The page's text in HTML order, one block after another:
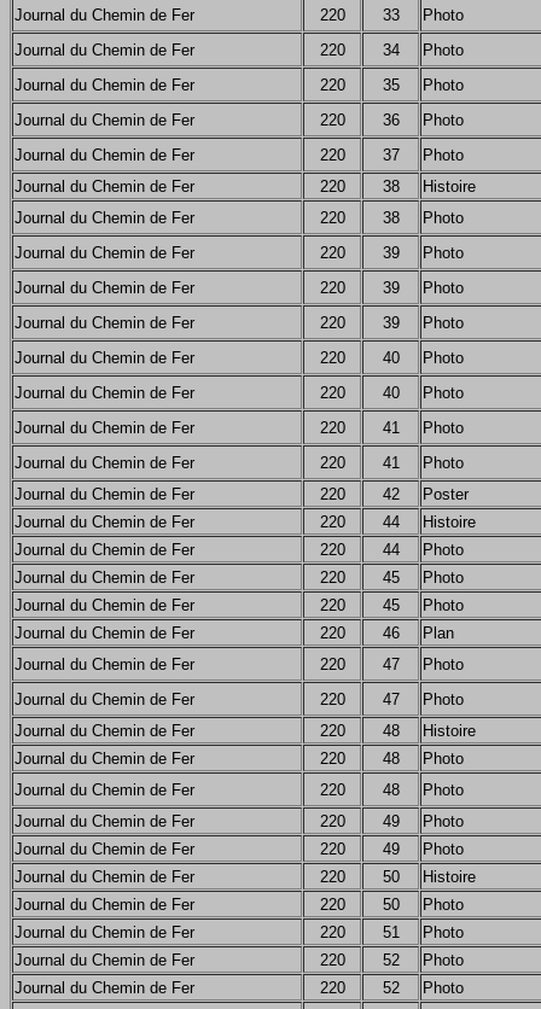
Journal du Chemin de Fer
220 33
Photo
Journal du Chemin de Fer
220 34
Photo
Journal du Chemin de Fer
220 35
Photo
Journal du Chemin de Fer
220 36
Photo
Journal du Chemin de Fer
220 37
Photo
Journal du Chemin de Fer
220 38
Histoire
Journal du Chemin de Fer
220 38
Photo
Journal du Chemin de Fer
220 39
Photo
Journal du Chemin de Fer
220 39
Photo
Journal du Chemin de Fer
220 39
Photo
Journal du Chemin de Fer
220 40
Photo
Journal du Chemin de Fer
220 40
Photo
Journal du Chemin de Fer
220 41
Photo
Journal du Chemin de Fer
220 41
Photo
Journal du Chemin de Fer
220 42
Poster
Journal du Chemin de Fer
220 44
Histoire
Journal du Chemin de Fer
220 44
Photo
Journal du Chemin de Fer
220 45
Photo
Journal du Chemin de Fer
220 45
Photo
Journal du Chemin de Fer
220 46
Plan
Journal du Chemin de Fer
220 47
Photo
Journal du Chemin de Fer
220 47
Photo
Journal du Chemin de Fer
220 48
Histoire
Journal du Chemin de Fer
220 48
Photo
Journal du Chemin de Fer
220 48
Photo
Journal du Chemin de Fer
220 49
Photo
Journal du Chemin de Fer
220 49
Photo
Journal du Chemin de Fer
220 50
Histoire
Journal du Chemin de Fer
220 50
Photo
Journal du Chemin de Fer
220 51
Photo
Journal du Chemin de Fer
220 52
Photo
Journal du Chemin de Fer
220 52
Photo